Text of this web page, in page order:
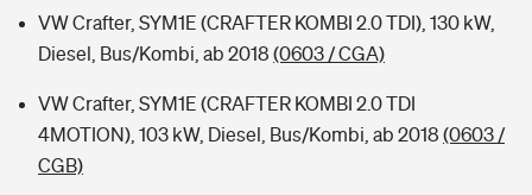
VW Crafter, SYM1E (CRAFTER KOMBI 2.0 TDI), 130 kW,
Diesel, Bus/Kombi, ab 2018 (0603 / CGA)
VW Crafter, SYM1E (CRAFTER KOMBI 2.0 TDI
4MOTION), 103 kW, Diesel, Bus/Kombi, ab 2018 (0603 /
CGB)